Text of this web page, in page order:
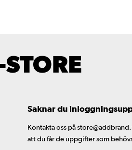
Saknar du
Kontakta oss på
att du får de uppgifter som